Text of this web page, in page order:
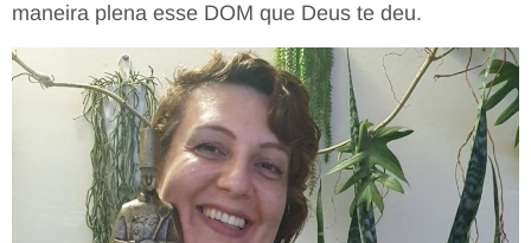
maneira plena esse DOM que Deus te deu.